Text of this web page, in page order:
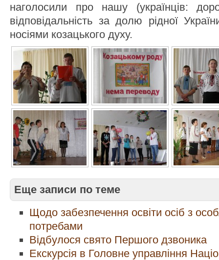
наголосили про нашу (українців:
відповідальність за долю рідної
носіями козацького духу.
Еще записи по теме
Щодо забезпечення освіти осіб з
потребами
Відбулося свято Першого дзвоника
Екскурсія в Головне управління